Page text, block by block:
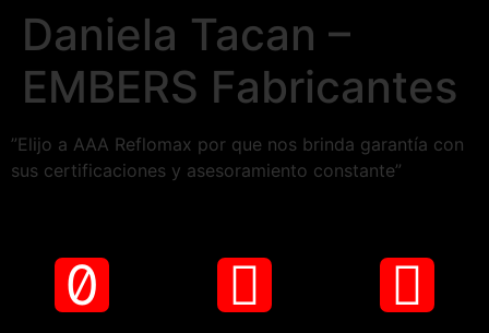
Daniela Tacan –
EMBERS Fabricantes
”Elijo a AAA Reflomax por que nos brinda garantía con
sus certificaciones y asesoramiento constante”